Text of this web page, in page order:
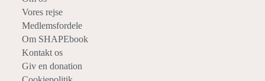
Vores rejse
Medlemsfordele
Om SHAPEbook
Kontakt os
Giv en donation